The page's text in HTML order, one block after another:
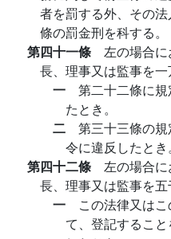
者を罰する外、その
條の罰金刑を科する。
第四十一條 左の場合
長、理事又は監事を一
一 第二十二條に
たとき。
二 第三十三條の
令に違反したとき。
第四十二條 左の場合
長、理事又は監事を五
一 この法律又は
て、登記するこ